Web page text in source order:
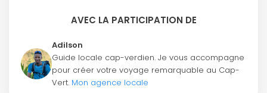
AVEC LA PARTICIPATION DE
Adilson
Guide locale cap-verdien. Je vous accompagne
pour créer votre voyage remarquable au Cap-
Vert. Mon agence locale